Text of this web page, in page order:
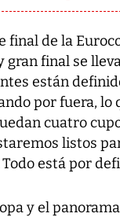
final de la
final se
están
por fuera, lo
cuatro
listos
está por
y el